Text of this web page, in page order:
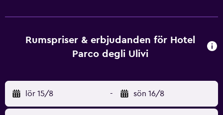
hotell i Arzachena erbjuder sina gäster gratis wi-fi.
Skrivbord och telefon finns. Städning erbjuds dagligen
Fritidsaktiviteterna nedan finns antingen tillgängliga på
plats eller i närheten. Avgifter kan tillkomma.
Rumspriser & erbjudanden för Hotel
Parco degli Ulivi
lör 15/8 - sön 16/8